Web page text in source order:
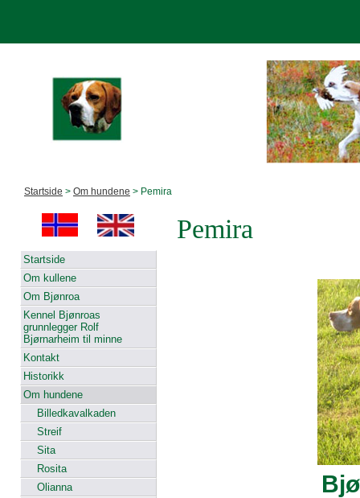
Startside > Om hundene > Pemira
Startside
Om kullene
Om Bjønroa
Kennel Bjønroas
grunnlegger Rolf
Bjørnarheim til minne
Kontakt
Historikk
Om hundene
Billedkavalkaden
Streif
Sita
Rosita
Olianna
Pemira